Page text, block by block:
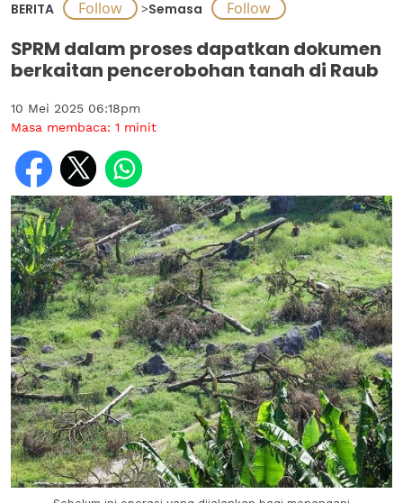
BERITA >Semasa
SPRM dalam proses dapatkan dokumen
berkaitan pencerobohan tanah di Raub
10 Mei 2025 06:18pm
Masa membaca: 1 minit